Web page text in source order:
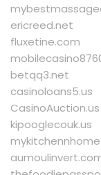
ericreed.net
fluxetine.com
betqq3.net
casinoloans5.us
CasinoAuction.us
kipooglecouk.us